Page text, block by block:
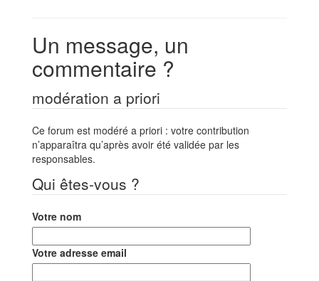
Un message, un
commentaire ?
modération a priori
Ce forum est modéré a priori : votre contribution
n’apparaîtra qu’après avoir été validée par les
responsables.
Qui êtes-vous ?
Votre nom
Votre adresse email